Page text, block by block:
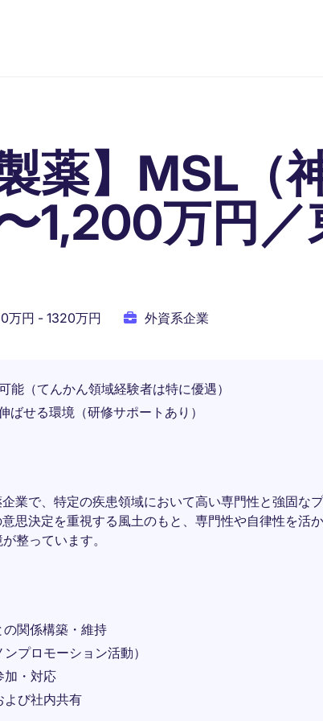
薬】MSL（
1,200万円／
万円 - 1320万円 外資系企業
（てんかん領域経験者は特に優遇）
せる環境（研修サポートあり）
業で、特定の疾患領域において高い専門性と強固な
思決定を重視する風土のもと、専門性や自律性を活
整っています。
関係構築・維持
プロモーション活動）
加・対応
よび社内共有